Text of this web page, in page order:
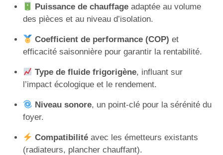
Puissance de chauffageadaptée au volume
des pièces et au niveau d’isolation.
Coefficient de performance (COP) et
efficacité saisonnière pour garantir la rentabilité.
Type de fluide frigorigène, influant sur
l’impact écologique et le rendement.
Niveau sonore, un point-clé pour la sérénité du
foyer.
Compatibilitéavec les émetteurs existants
(radiateurs, plancher chauffant).